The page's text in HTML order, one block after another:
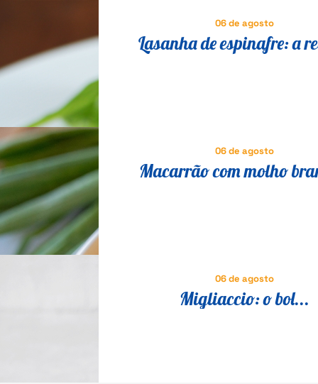
06 de agosto
Lasanha de espinafre: a
06 de agosto
Macarrão com molho
06 de agosto
Migliaccio: o bol...